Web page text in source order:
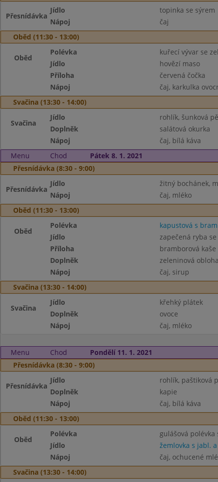
Přesnídávka
Jídlo
topinka se sýrem
Nápoj
čaj
Oběd (11:30 - 13:00)
Oběd
Polévka
kuřecí vývar se
Jídlo
hovězí maso
Příloha
červená čočka
Nápoj
čaj, karkulka
Svačina (13:30 - 14:00)
Svačina
Jídlo
rohlík, šunková
Doplněk
salátová okurka
Nápoj
čaj, bílá káva
Menu
Chod
Pátek 8. 1. 2021
Přesnídávka (8:30 - 9:00)
Přesnídávka
Jídlo
žitný bochánek,
Nápoj
čaj, mléko
Oběd (11:30 - 13:00)
Oběd
Polévka
kapustová s
Jídlo
zapečená ryba
Příloha
bramborová
Doplněk
zeleninová
Nápoj
čaj, sirup
Svačina (13:30 - 14:00)
Svačina
Jídlo
křehký plátek
Doplněk
ovoce
Nápoj
čaj, mléko
Menu Chod
Pondělí 11. 1. 2021
Přesnídávka (8:30 - 9:00)
Přesnídávka
Jídlo
rohlík, paštiková
Doplněk
kapie
Nápoj
čaj, bílá káva
Oběd (11:30 - 13:00)
Oběd
Polévka
gulášová
Jídlo
žemlovka s jabl.
Nápoj
čaj, ochucené
Svačina (13:30 - 14:00)